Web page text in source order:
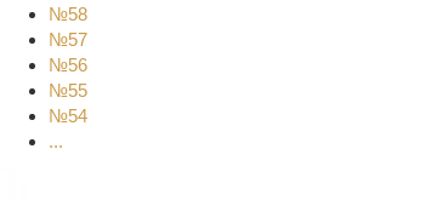
№58
№57
№56
№55
№54
...